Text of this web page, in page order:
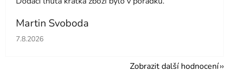
Martin Svoboda
Hodnocení obchodu je 5 z 5 hvězdiček.
7.8.2026
Zobrazit další hodnocení